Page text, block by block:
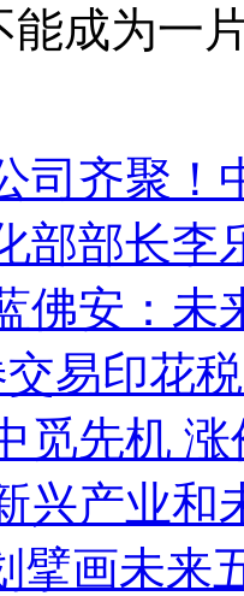
能成为一
司齐聚！
部部长李
佛安：未
易印花
觅先机
兴产业和
擘画未来